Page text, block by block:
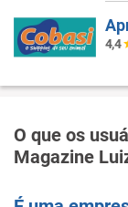
4,4
O que os
Magazine